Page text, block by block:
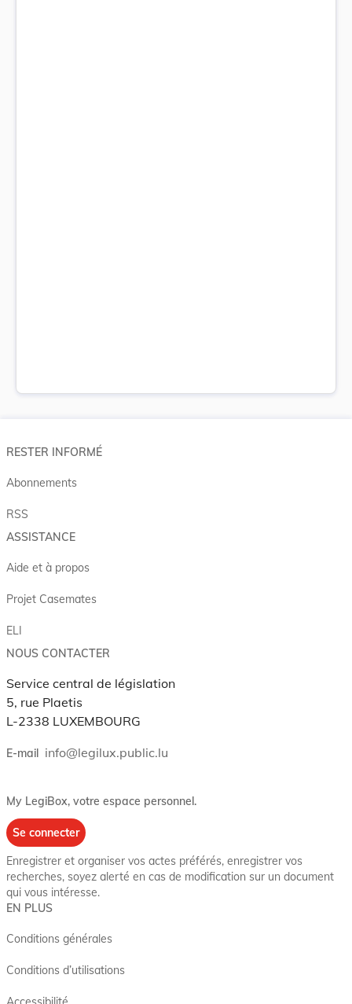
RESTER INFORMÉ
Abonnements
RSS
ASSISTANCE
Aide et à propos
Projet Casemates
ELI
NOUS CONTACTER
Service central de législation
5, rue Plaetis
L-2338 LUXEMBOURG
E-mail info@legilux.public.lu
My LegiBox, votre espace personnel.
Se connecter
Enregistrer et organiser vos actes préférés, enregistrer vos
recherches, soyez alerté en cas de modification sur un document
qui vous intéresse.
EN PLUS
Conditions générales
Conditions d’utilisations